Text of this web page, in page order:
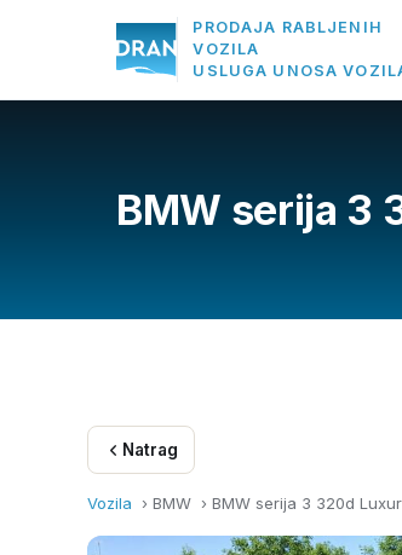
PRODAJA RABLJENIH
VOZILA
USLUGA UNOSA
BMW serija 3
Natrag
Vozila › BMW › BMW serija 3 320d